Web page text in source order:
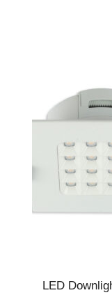
LED